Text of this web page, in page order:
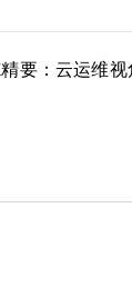
要：云运维视